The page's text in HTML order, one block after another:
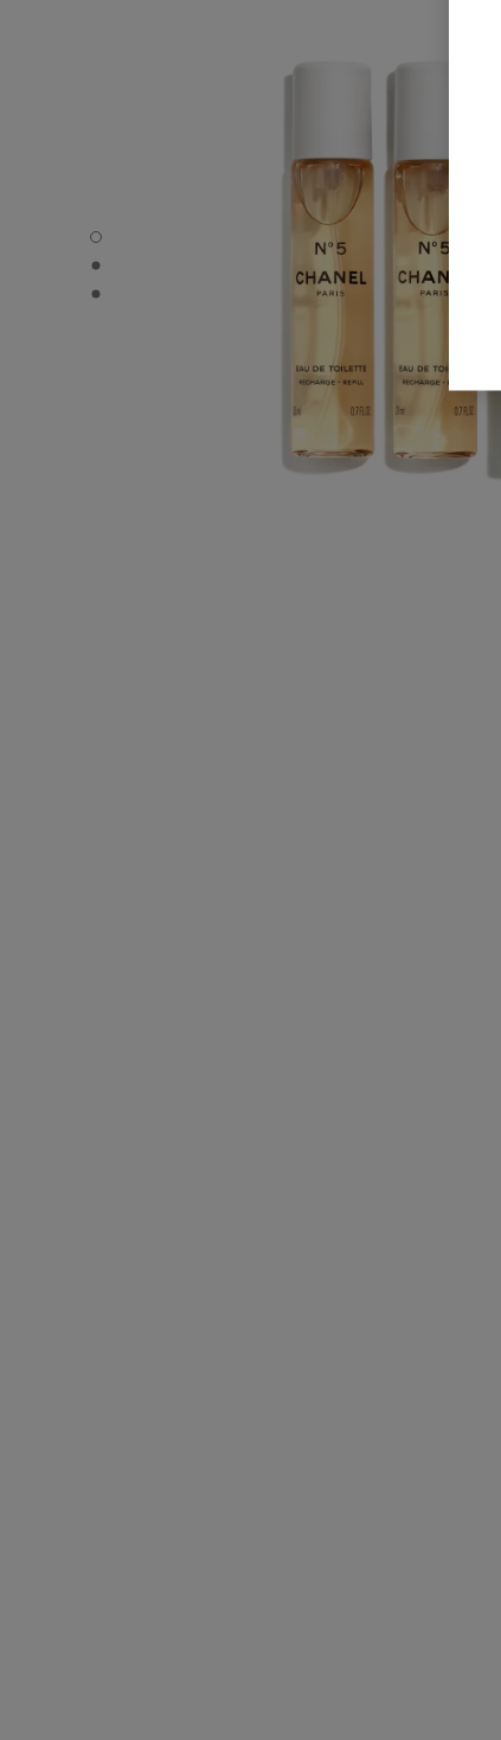
N°5 - Standardvisning
N°5 - Alternativ visning 1
N°5 - Alternativ visning 2